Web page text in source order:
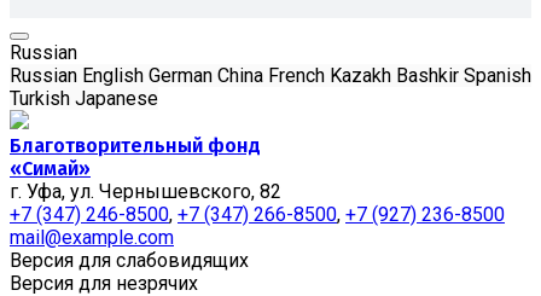
Russian
Russian English German China French Kazakh Bashkir Spanish
Turkish Japanese
Благотворительный фонд
«Симай»
г. Уфа, ул. Чернышевского, 82
+7 (347) 246-8500, +7 (347) 266-8500, +7 (927) 236-8500
mail@example.com
Версия для слабовидящих
Версия для незрячих